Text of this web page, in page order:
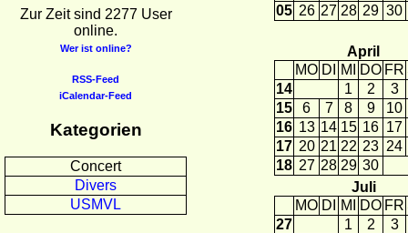
Zur Zeit sind 2277 User
online.
Wer ist online?
RSS-Feed
iCalendar-Feed
Kategorien
Concert
Divers
USMVL
05 26 27 28 29 30
April
MO DI MI DO FR
14
1 2
3
15
6 7 8 9
10
16 13 14 15 16 17
17 20 21 22 23 24
18 27 28 29 30
Juli
MO DI MI DO FR
27
1 2
3